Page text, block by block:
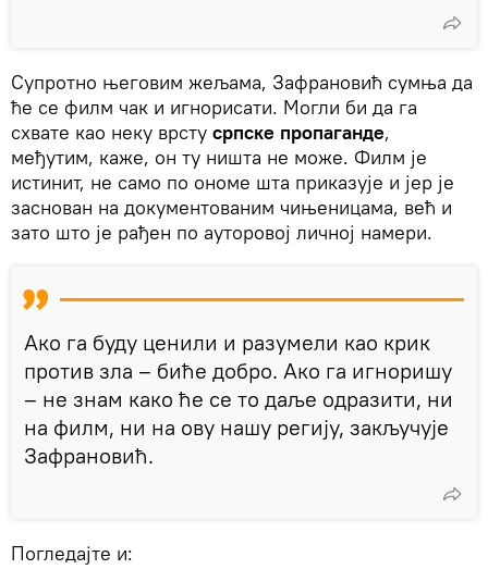
Супротно његовим жељама, Зафрановић сумња да
ће се филм чак и игнорисати. Могли би да га
схвате као неку врсту српске пропаганде,
међутим, каже, он ту ништа не може. Филм је
истинит, не само по ономе шта приказује и јер је
заснован на документованим чињеницама, већ и
зато што је рађен по ауторовој личној намери.
Ако га буду ценили и разумели као крик
против зла – биће добро. Ако га игноришу
– не знам како ће се то даље одразити, ни
на филм, ни на ову нашу регију, закључује
Зафрановић.
Погледајте и: